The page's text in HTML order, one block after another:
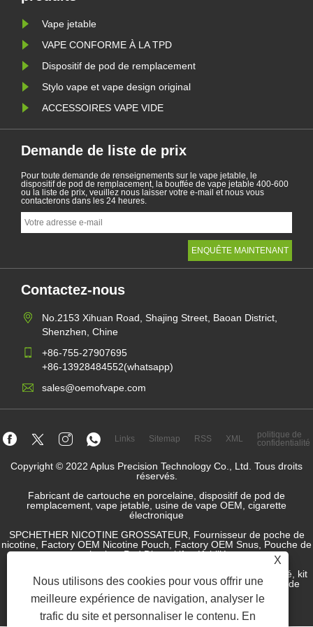
X
Nous utilisons des cookies pour vous offrir une
meilleure expérience de navigation, analyser le
trafic du site et personnaliser le contenu. En
Vape jetable
VAPE CONFORME À LA TPD
Dispositif de pod de remplacement
Stylo vape et vape design original
ACCESSOIRES VAPE VIDE
Demande de liste de prix
Pour toute demande de renseignements sur le vape jetable, le
dispositif de pod de remplacement, la bouffée de vape jetable 400-600
ou la liste de prix, veuillez nous laisser votre e-mail et nous vous
contacterons dans les 24 heures.
Contactez-nous
No.2153 Xihuan Road, Shajing Street, Baoan District,
Shenzhen, Chine
+86-755-27907695
+86-13928484552(whatsapp)
sales@oemofvape.com
Links Sitemap RSS XML
politique de
confidentialité
Copyright © 2022 Aplus Precision Technology Co., Ltd. Tous droits
réservés.
Fabricant de cartouche en porcelaine, dispositif de pod de
remplacement, vape jetable, usine de vape OEM, cigarette
électronique
SPCHETHER NICOTINE GROSSATEUR, Fournisseur de poche de
nicotine, Factory OEM Nicotine Pouch, Factory OEM Snus, Pouche de
nicotine, Pod Dispositif préfabillé,
Dispositif de pod rempli, système de pod, dispositif de pod fermé, kit
de pod ouvert, e-liquide, JUICE E-JUICE, Fabricant de liquide de
cigarette électronique, fournisseur SNUS.